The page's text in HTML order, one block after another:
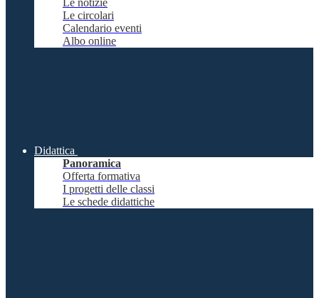
Le notizie
Le circolari
Calendario eventi
Albo online
Didattica
Panoramica
Offerta formativa
I progetti delle classi
Le schede didattiche